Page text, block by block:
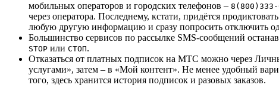
мобильных операторов и городских телефонов –
через оператора. Последнему, кстати, придётся
любую другую информацию и сразу попросить отключить
Большинство сервисов по рассылке SMS-сообщений
STOP или СТОП.
Отказаться от платных подписок на МТС можно через
услугами», затем – в «Мой контент». Не менее удобный
того, здесь хранится история подписок и разовых заказов.